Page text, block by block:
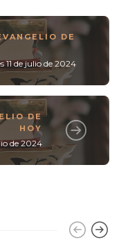
DE
11 de julio de 2024
DE
HOY
de 2024